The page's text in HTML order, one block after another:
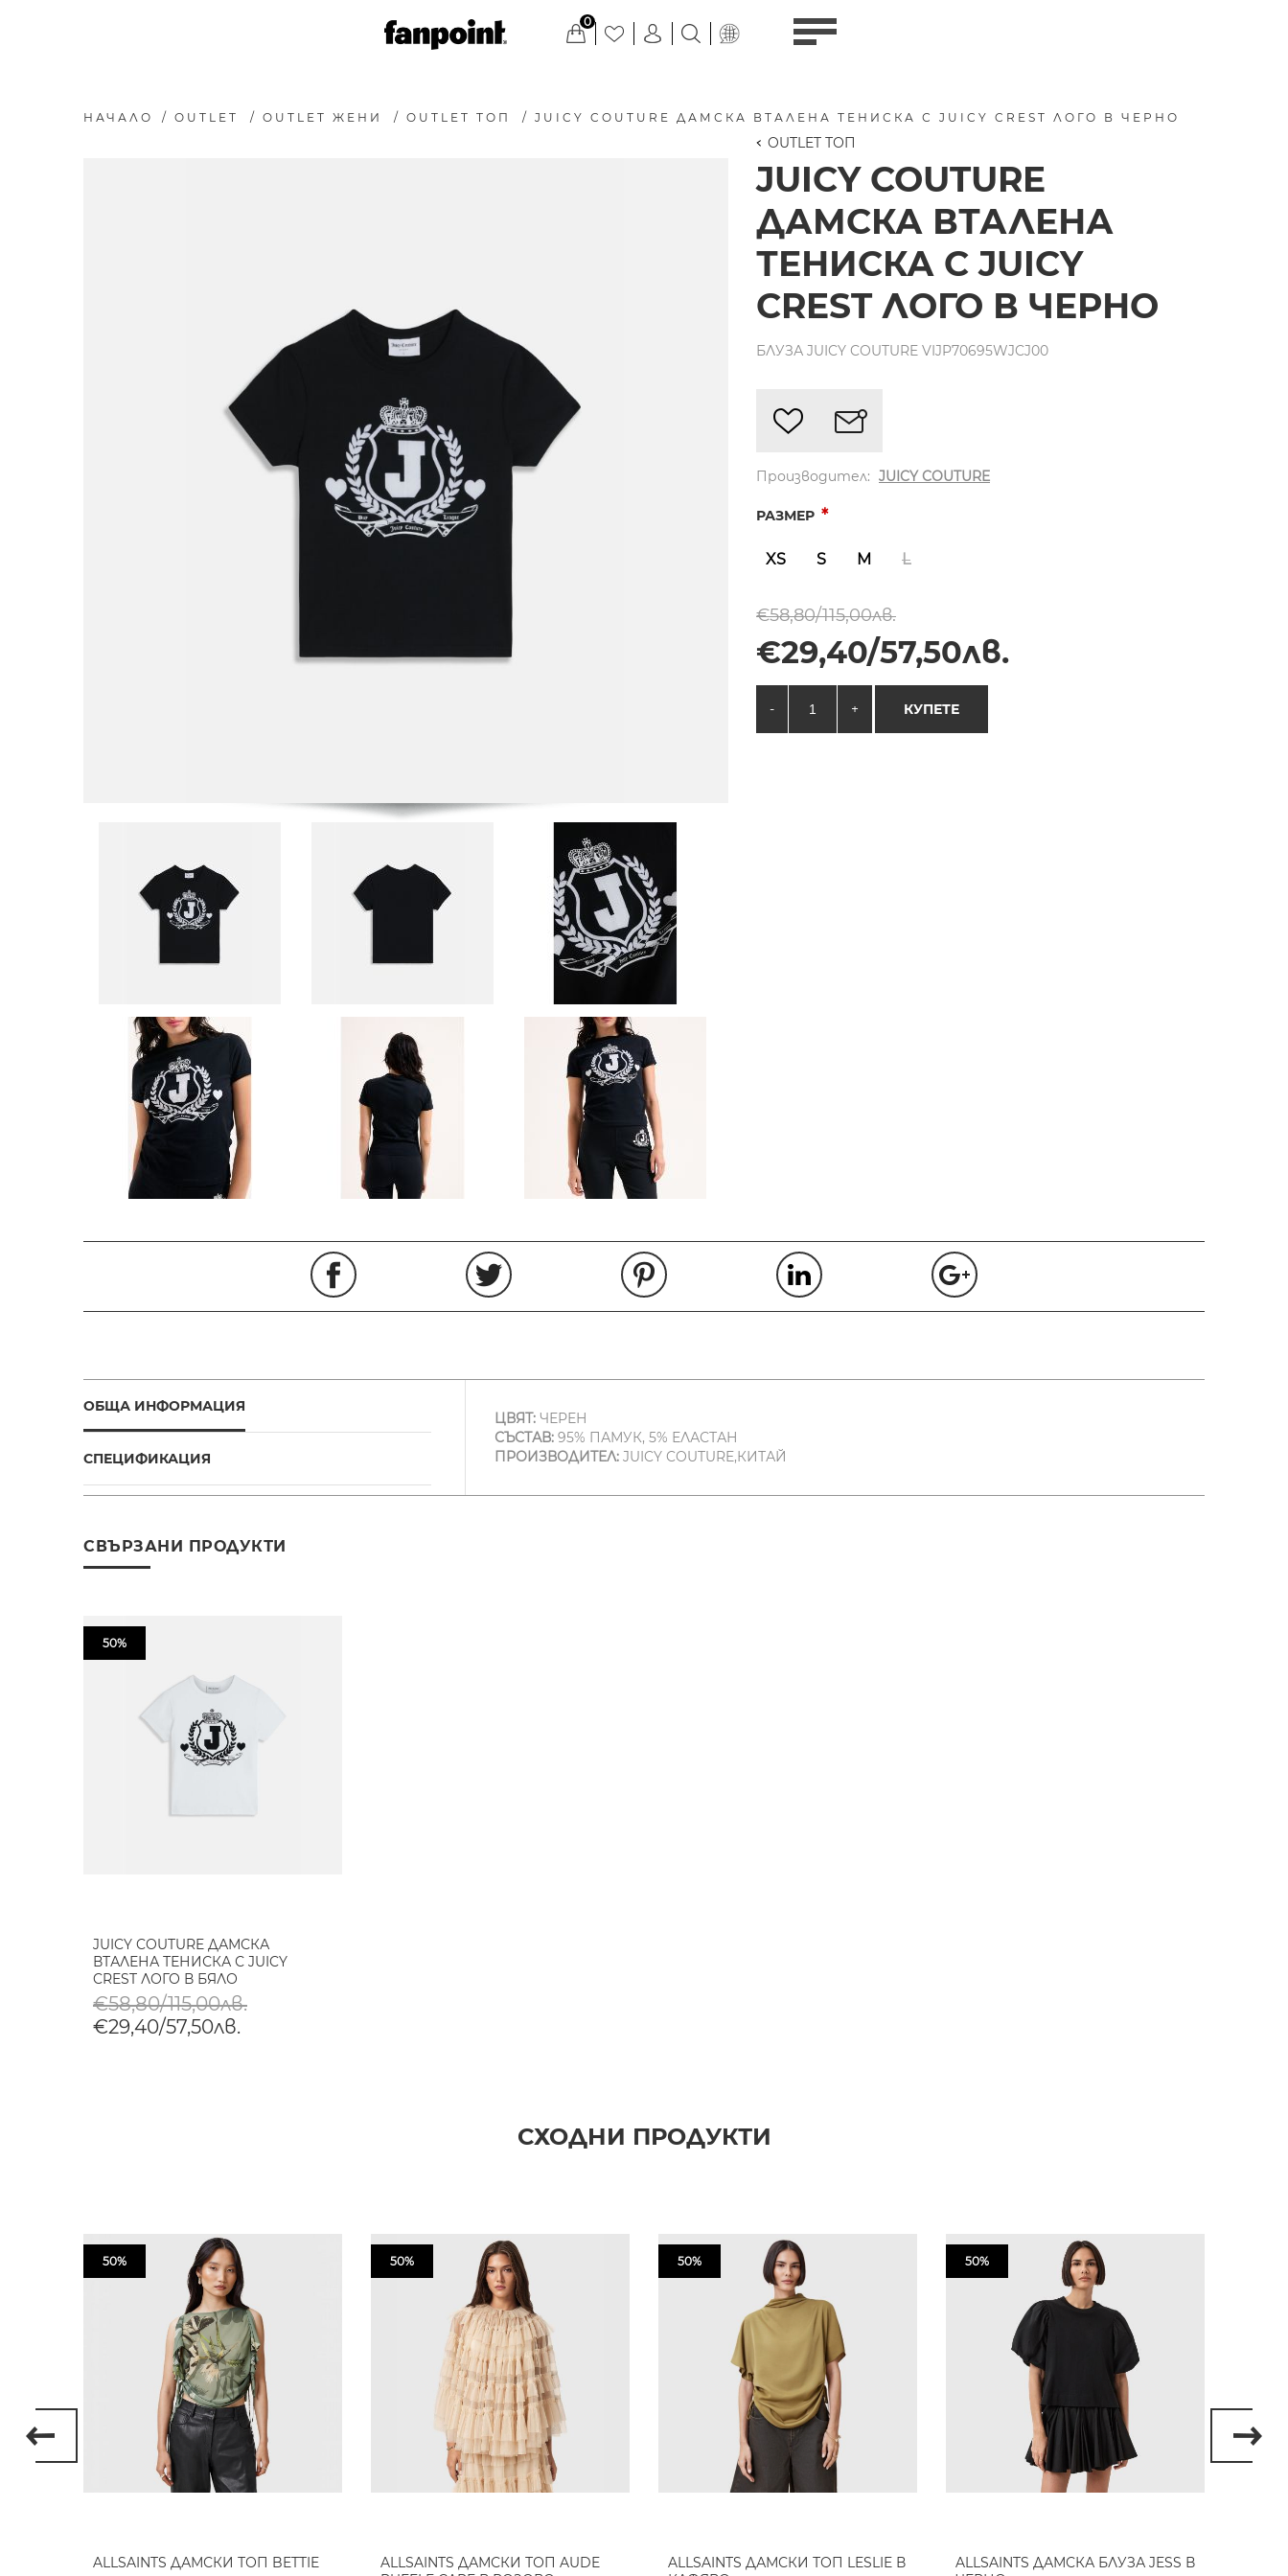
0
НАЧАЛО / OUTLET / OUTLET ЖЕНИ / OUTLET ТОП / JUICY COUTURE ДАМСКА ВТАЛЕНА ТЕНИСКА С JUICY CREST ЛОГО В ЧЕРНО
OUTLET ТОП
JUICY COUTURE
ДАМСКА ВТАЛЕНА
ТЕНИСКА С JUICY
CREST ЛОГО В ЧЕРНО
БЛУЗА JUICY COUTURE VIJP70695WJCJ00
Производител: JUICY COUTURE
РАЗМЕР *
XS S M L
€58,80/115,00лв.
€29,40/57,50лв.
- + КУПЕТЕ
ОБЩА ИНФОРМАЦИЯ
СПЕЦИФИКАЦИЯ
ЦВЯТ:ЧЕРЕН
СЪСТАВ:95% ПАМУК, 5% ЕЛАСТАН
ПРОИЗВОДИТЕЛ:JUICY COUTURE,КИТАЙ
СВЪРЗАНИ ПРОДУКТИ
50%
JUICY COUTURE ДАМСКА
ВТАЛЕНА ТЕНИСКА С JUICY
CREST ЛОГО В БЯЛО
€58,80/115,00лв.
€29,40/57,50лв.
СХОДНИ ПРОДУКТИ
50%
ALLSAINTS ДАМСКИ ТОП BETTIE
50%
ALLSAINTS ДАМСКИ ТОП AUDE
50%
ALLSAINTS ДАМСКИ ТОП LESLIE В
50%
ALLSAINTS ДАМСКА БЛУЗА JESS В